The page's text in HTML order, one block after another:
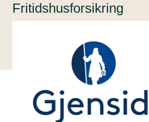
Fritidshusforsikring